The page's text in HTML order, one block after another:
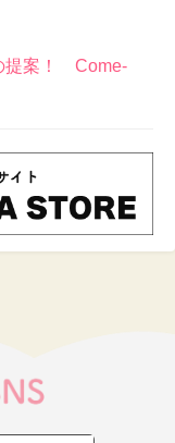
提案！ Come-